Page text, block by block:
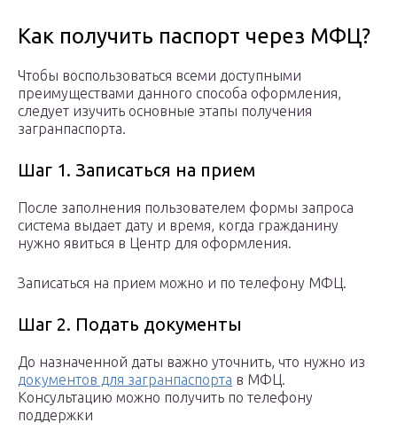
Как получить паспорт через МФЦ?
Чтобы воспользоваться всеми доступными
преимуществами данного способа оформления,
следует изучить основные этапы получения
загранпаспорта.
Шаг 1. Записаться на прием
После заполнения пользователем формы запроса
система выдает дату и время, когда гражданину
нужно явиться в Центр для оформления.
Записаться на прием можно и по телефону МФЦ.
Шаг 2. Подать документы
До назначенной даты важно уточнить, что нужно из
документов для загранпаспорта в МФЦ.
Консультацию можно получить по телефону
поддержки